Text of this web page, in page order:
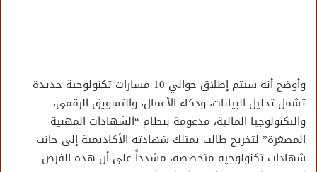
وأوضح أنه سيتم إطلاق حوالي 10 مسارات تكنولوجية جديدة
تشمل تحليل البيانات، وذكاء الأعمال، والتسويق الرقمي،
والتكنولوجيا المالية، مدعومة بنظام “الشهادات المهنية
المصغرة” لتخريج طالب يمتلك شهادته الأكاديمية إلى جانب
شهادات تكنولوجية متخصصة، مشدداً على أن هذه الفرص